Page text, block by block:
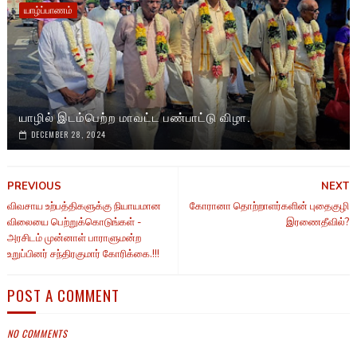
யாழ்ப்பாணம்
யாழில் இடம்பெற்ற மாவட்ட பண்பாட்டு விழா.
DECEMBER 28, 2024
NEXT
கோரானா தொற்றாளர்களின் புதைகுழி
இரணைதீவில்?
PREVIOUS
விவசாய உற்பத்திகளுக்கு நியாயமான
விலையை பெற்றுக்கொடுங்கள் -
அரசிடம் முன்னாள் பாராளுமன்ற
உறுப்பினர் சந்திரகுமார் கோரிக்கை.!!!
POST A COMMENT
NO COMMENTS